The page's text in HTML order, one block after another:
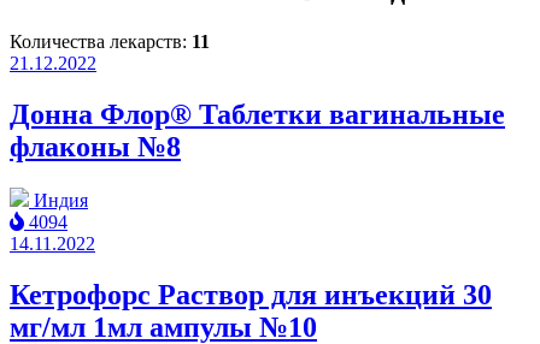
Количества лекарств: 11
21.12.2022
Донна Флор® Таблетки вагинальные
флаконы №8
Индия
4094
14.11.2022
Кетрофорс Раствор для инъекций 30
мг/мл 1мл ампулы №10